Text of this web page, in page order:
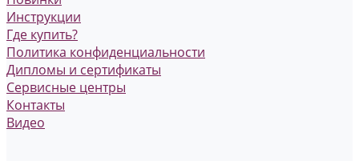
Инструкции
Где купить?
Политика конфиденциальности
Дипломы и сертификаты
Сервисные центры
Контакты
Видео